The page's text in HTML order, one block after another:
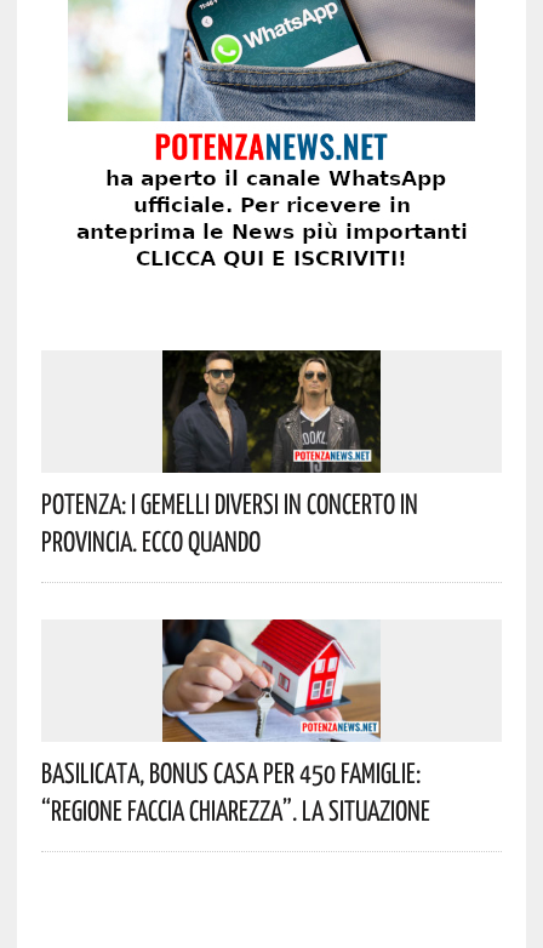
Potenza: I Gemelli DiVersi In Concerto In
Provincia. Ecco Quando
Basilicata, Bonus Casa Per 450 Famiglie:
“Regione Faccia Chiarezza”. La Situazione